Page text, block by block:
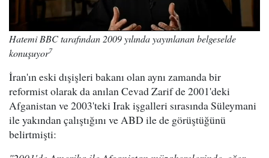
Hatemi BBC tarafından 2009 yılında yayınlanan belgeselde
konuşuyor7
İran'ın eski dışişleri bakanı olan aynı zamanda bir
reformist olarak da anılan Cevad Zarif de 2001'deki
Afganistan ve 2003'teki Irak işgalleri sırasında Süleymani
ile yakından çalıştığını ve ABD ile de görüştüğünü
belirtmişti: